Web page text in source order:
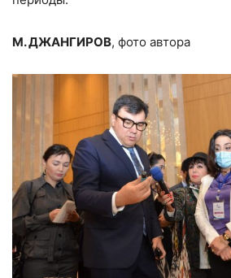
М. ДЖАНГИРОВ, фото автора